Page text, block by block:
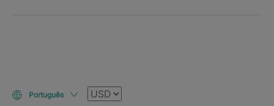
Português Moeda